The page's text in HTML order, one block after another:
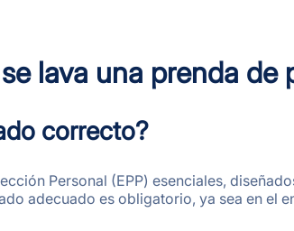
lava una prenda
correcto?
Personal (EPP) esenciales,
adecuado es obligatorio, ya sea en el